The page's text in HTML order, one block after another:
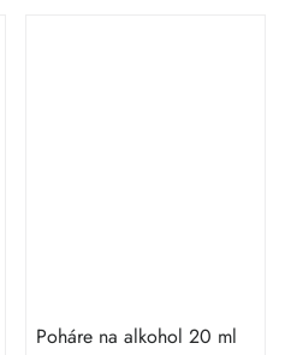
Poháre na alkohol 20 ml